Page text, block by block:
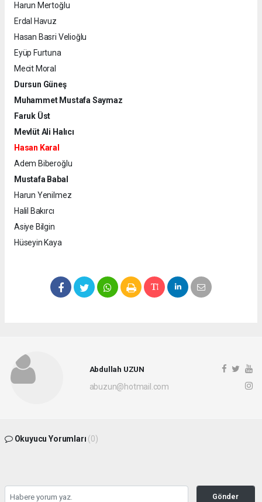
Harun Mertoğlu
Erdal Havuz
Hasan Basri Velioğlu
Eyüp Furtuna
Mecit Moral
Dursun Güneş
Muhammet Mustafa Saymaz
Faruk Üst
Mevlüt Ali Halıcı
Hasan Karal
Adem Biberoğlu
Mustafa Babal
Harun Yenilmez
Halil Bakırcı
Asiye Bilgin
Hüseyin Kaya
Abdullah UZUN
abuzun@hotmail.com
Okuyucu Yorumları (0)
Gönder